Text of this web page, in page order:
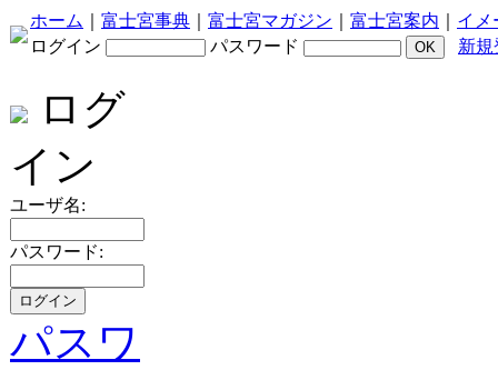
ホーム 富士宮事典 富士宮マガジン 富士宮案内
イメ
ログイン
パスワード 新規
ログ
イン
ユーザ名:
パスワード:
パスワ